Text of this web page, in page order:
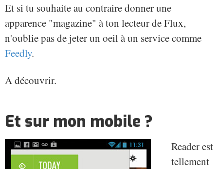
Et si tu souhaite au contraire donner une
apparence "magazine" à ton lecteur de Flux,
n'oublie pas de jeter un oeil à un service comme
Feedly.
A découvrir.
Et sur mon mobile ?
Reader est
tellement